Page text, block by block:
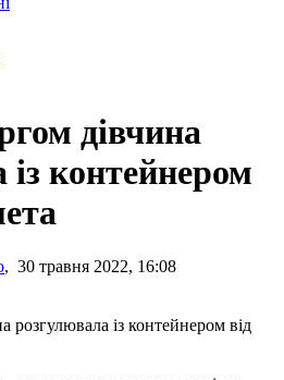
дівчина
контейнером
, 30 травня 2022, 16:08